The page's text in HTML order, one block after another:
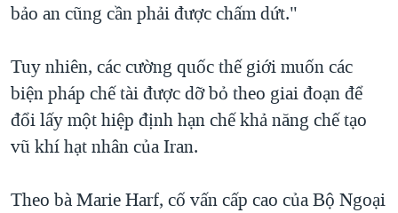
bảo an cũng cần phải được chấm dứt."
Tuy nhiên, các cường quốc thế giới muốn các
biện pháp chế tài được dỡ bỏ theo giai đoạn để
đổi lấy một hiệp định hạn chế khả năng chế tạo
vũ khí hạt nhân của Iran.
Theo bà Marie Harf, cố vấn cấp cao của Bộ Ngoại